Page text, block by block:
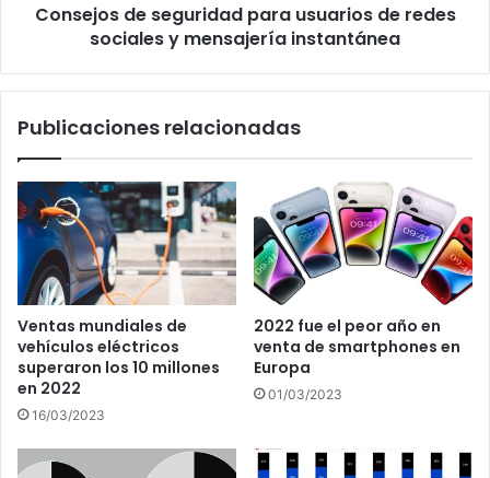
mensajería
instantánea
Consejos de seguridad para usuarios de redes
sociales y mensajería instantánea
Publicaciones relacionadas
Ventas mundiales de
vehículos eléctricos
superaron los 10 millones
en 2022
16/03/2023
2022 fue el peor año en
venta de smartphones en
Europa
01/03/2023